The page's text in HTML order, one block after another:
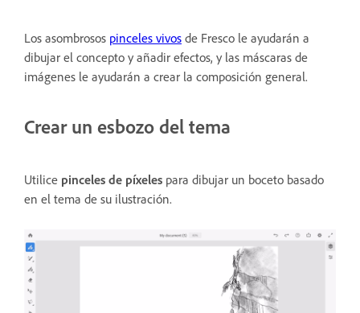
Los asombrosos pinceles vivos de Fresco le ayudarán a
dibujar el concepto y añadir efectos, y las máscaras de
imágenes le ayudarán a crear la composición general.
Crear un esbozo del tema
Utilice pinceles de píxeles para dibujar un boceto basado
en el tema de su ilustración.